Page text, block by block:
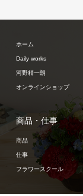
ホーム
Daily works
河野精一朗
オンラインショップ
商品・仕事
商品
仕事
フラワースクール